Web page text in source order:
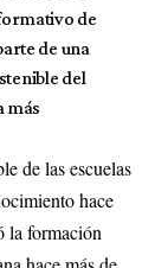
de
de una
del
más
de las escuelas
hace
la formación